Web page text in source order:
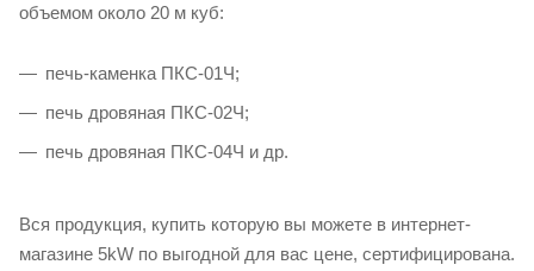
объемом около 20 м куб:
печь-каменка ПКС-01Ч;
печь дровяная ПКС-02Ч;
печь дровяная ПКС-04Ч и др.
Вся продукция, купить которую вы можете в интернет-
магазине 5kW по выгодной для вас цене, сертифицирована.